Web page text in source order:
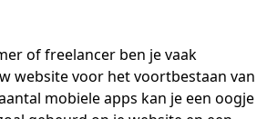
of freelancer ben je vaak
website voor het voortbestaan van
mobiele apps kan je een oogje